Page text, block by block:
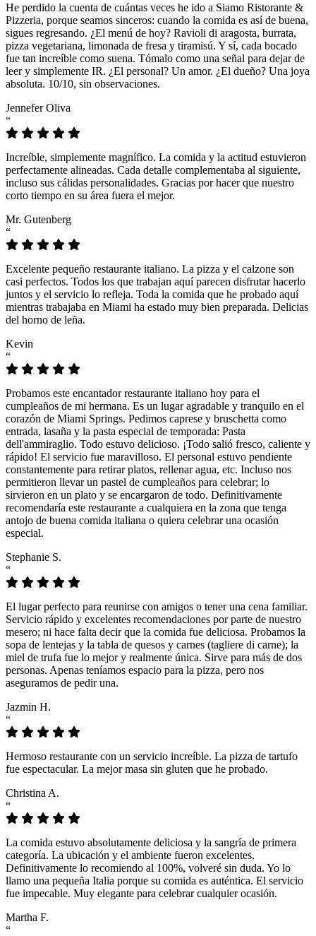
He perdido la cuenta de cuántas veces he ido a Siamo Ristorante &
Pizzeria, porque seamos sinceros: cuando la comida es así de buena,
sigues regresando. ¿El menú de hoy? Ravioli di aragosta, burrata,
pizza vegetariana, limonada de fresa y tiramisú. Y sí, cada bocado
fue tan increíble como suena. Tómalo como una señal para dejar de
leer y simplemente IR. ¿El personal? Un amor. ¿El dueño? Una joya
absoluta. 10/10, sin observaciones.
Jennefer Oliva
“
Increíble, simplemente magnífico. La comida y la actitud estuvieron
perfectamente alineadas. Cada detalle complementaba al siguiente,
incluso sus cálidas personalidades. Gracias por hacer que nuestro
corto tiempo en su área fuera el mejor.
Mr. Gutenberg
“
Excelente pequeño restaurante italiano. La pizza y el calzone son
casi perfectos. Todos los que trabajan aquí parecen disfrutar hacerlo
juntos y el servicio lo refleja. Toda la comida que he probado aquí
mientras trabajaba en Miami ha estado muy bien preparada. Delicias
del horno de leña.
Kevin
“
Probamos este encantador restaurante italiano hoy para el
cumpleaños de mi hermana. Es un lugar agradable y tranquilo en el
corazón de Miami Springs. Pedimos caprese y bruschetta como
entrada, lasaña y la pasta especial de temporada: Pasta
dell'ammiraglio. Todo estuvo delicioso. ¡Todo salió fresco, caliente y
rápido! El servicio fue maravilloso. El personal estuvo pendiente
constantemente para retirar platos, rellenar agua, etc. Incluso nos
permitieron llevar un pastel de cumpleaños para celebrar; lo
sirvieron en un plato y se encargaron de todo. Definitivamente
recomendaría este restaurante a cualquiera en la zona que tenga
antojo de buena comida italiana o quiera celebrar una ocasión
especial.
Stephanie S.
“
El lugar perfecto para reunirse con amigos o tener una cena familiar.
Servicio rápido y excelentes recomendaciones por parte de nuestro
mesero; ni hace falta decir que la comida fue deliciosa. Probamos la
sopa de lentejas y la tabla de quesos y carnes (tagliere di carne); la
miel de trufa fue lo mejor y realmente única. Sirve para más de dos
personas. Apenas teníamos espacio para la pizza, pero nos
aseguramos de pedir una.
Jazmin H.
“
Hermoso restaurante con un servicio increíble. La pizza de tartufo
fue espectacular. La mejor masa sin gluten que he probado.
Christina A.
“
La comida estuvo absolutamente deliciosa y la sangría de primera
categoría. La ubicación y el ambiente fueron excelentes.
Definitivamente lo recomiendo al 100%, volveré sin duda. Yo lo
llamo una pequeña Italia porque su comida es auténtica. El servicio
fue impecable. Muy elegante para celebrar cualquier ocasión.
Martha F.
“